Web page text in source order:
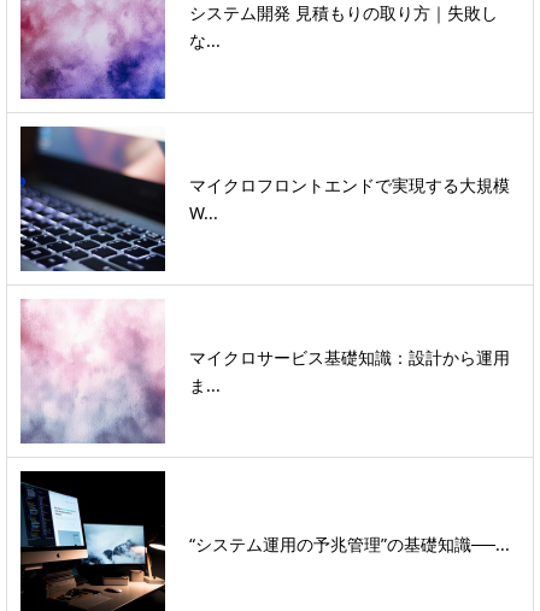
システム開発 見積もりの取り方｜失敗し
な...
マイクロフロントエンドで実現する大規模
W...
マイクロサービス基礎知識：設計から運用
ま...
“システム運用の予兆管理”の基礎知識──...